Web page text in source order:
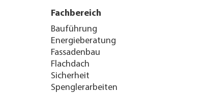
JOBS & KARRIERE
UNTERNEHMEN FINDEN
FACHZEITSCHRIFT
Fachbereich
Bauführung
Energieberatung
Fassadenbau
Flachdach
Sicherheit
Spenglerarbeiten